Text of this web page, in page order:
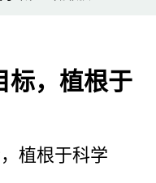
标，植根于
植根于科学